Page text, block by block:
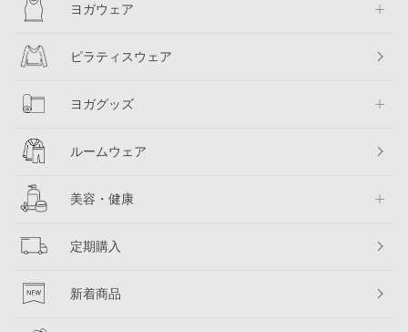
ヨガウェア
ピラティスウェア
ヨガグッズ
ルームウェア
美容・健康
定期購入
新着商品